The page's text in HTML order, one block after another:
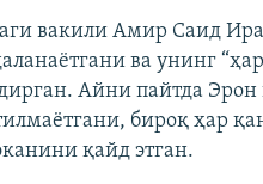
вакили Амир Саид
ва унинг
Айни пайтда
бироқ ҳар
қайд этган.